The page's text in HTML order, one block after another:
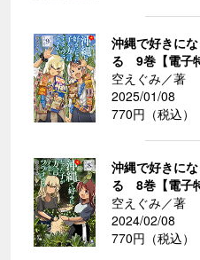
沖縄で好きに
る 9巻【電子
空えぐみ／著
2025/01/08
770円（税込）
沖縄で好きに
る 8巻【電子
空えぐみ／著
2024/02/08
770円（税込）